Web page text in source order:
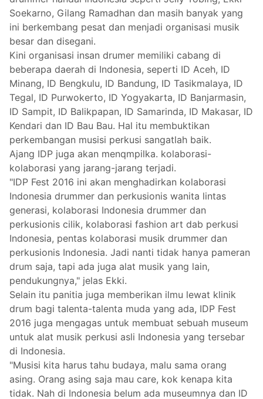
Soekarno, Gilang Ramadhan dan masih banyak yang
ini berkembang pesat dan menjadi organisasi musik
besar dan disegani.
Kini organisasi insan drumer memiliki cabang di
beberapa daerah di Indonesia, seperti ID Aceh, ID
Minang, ID Bengkulu, ID Bandung, ID Tasikmalaya, ID
Tegal, ID Purwokerto, ID Yogyakarta, ID Banjarmasin,
ID Sampit, ID Balikpapan, ID Samarinda, ID Makasar, ID
Kendari dan ID Bau Bau. Hal itu membuktikan
perkembangan musisi perkusi sangatlah baik.
Ajang IDP juga akan menqmpilka. kolaborasi-
kolaborasi yang jarang-jarang terjadi.
"IDP Fest 2016 ini akan menghadirkan kolaborasi
Indonesia drummer dan perkusionis wanita lintas
generasi, kolaborasi Indonesia drummer dan
perkusionis cilik, kolaborasi fashion art dab perkusi
Indonesia, pentas kolaborasi musik drummer dan
perkusionis Indonesia. Jadi nanti tidak hanya pameran
drum saja, tapi ada juga alat musik yang lain,
pendukungnya," jelas Ekki.
Selain itu panitia juga memberikan ilmu lewat klinik
drum bagi talenta-talenta muda yang ada, IDP Fest
2016 juga mengagas untuk membuat sebuah museum
untuk alat musik perkusi asli Indonesia yang tersebar
di Indonesia.
"Musisi kita harus tahu budaya, malu sama orang
asing. Orang asing saja mau care, kok kenapa kita
tidak. Nah di Indonesia belum ada museumnya dan ID